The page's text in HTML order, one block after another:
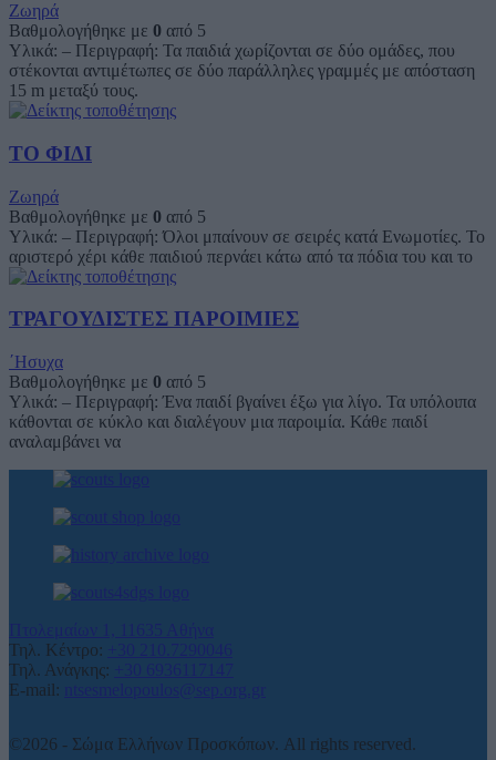
Ζωηρά
Βαθμολογήθηκε με 0 από 5
Υλικά: – Περιγραφή: Τα παιδιά χωρίζονται σε δύο ομάδες, που
στέκονται αντιμέτωπες σε δύο παράλληλες γραμμές με απόσταση
15 m μεταξύ τους.
ΤΟ ΦΙΔΙ
Ζωηρά
Βαθμολογήθηκε με 0 από 5
Υλικά: – Περιγραφή: Όλοι μπαίνουν σε σειρές κατά Ενωμοτίες. Το
αριστερό χέρι κάθε παιδιού περνάει κάτω από τα πόδια του και το
ΤΡΑΓΟΥΔΙΣΤΕΣ ΠΑΡΟΙΜΙΕΣ
΄Ησυχα
Βαθμολογήθηκε με 0 από 5
Υλικά: – Περιγραφή: Ένα παιδί βγαίνει έξω για λίγο. Τα υπόλοιπα
κάθονται σε κύκλο και διαλέγουν μια παροιμία. Κάθε παιδί
αναλαμβάνει να
Πτολεμαίων 1, 11635 Αθήνα
Τηλ. Κέντρο:
+30 210.7290046
Τηλ. Ανάγκης:
+30 6936117147
E-mail:
ntsesmelopoulos@sep.org.gr
©2026 - Σώμα Ελλήνων Προσκόπων. All rights reserved.